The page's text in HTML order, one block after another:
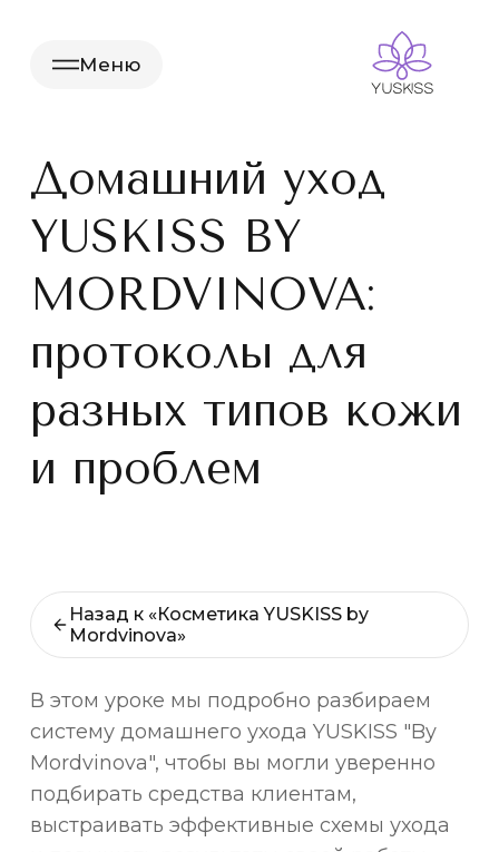
Меню
Домашний уход
YUSKISS BY
MORDVINOVA:
протоколы для
разных типов кожи
и проблем
Назад к «Косметика YUSKISS by
Mordvinova»
В этом уроке мы подробно разбираем
систему домашнего ухода YUSKISS "By
Mordvinova", чтобы вы могли уверенно
подбирать средства клиентам,
выстраивать эффективные схемы ухода